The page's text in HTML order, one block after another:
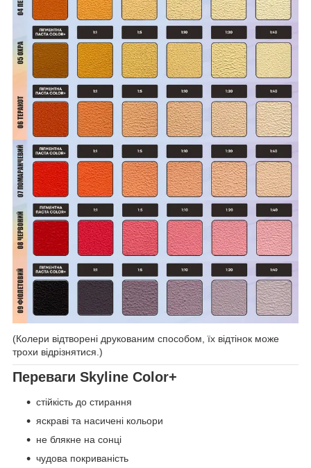
(Колери відтворені друкованим способом, їх відтінок може
трохи відрізнятися.)
Переваги Skyline Color+
стійкість до стирання
яскраві та насичені кольори
не блякне на сонці
чудова покриваність